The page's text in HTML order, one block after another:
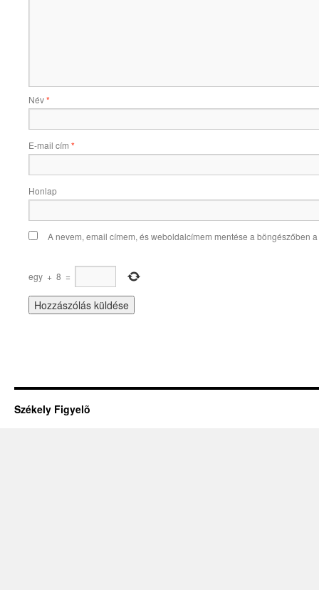
Név*
E-mail cím *
Honlap
A nevem, email címem, és weboldalcímem mentése a böngészőben
egy + 8 =
Székely Figyelõ